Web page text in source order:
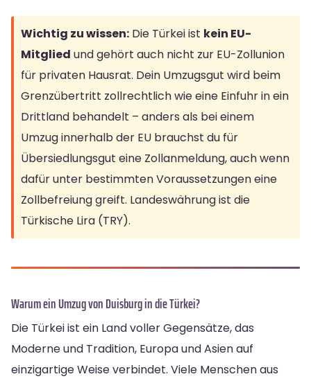
Wichtig zu wissen: Die Türkei ist kein EU-
Mitglied und gehört auch nicht zur EU-Zollunion
für privaten Hausrat. Dein Umzugsgut wird beim
Grenzübertritt zollrechtlich wie eine Einfuhr in ein
Drittland behandelt – anders als bei einem
Umzug innerhalb der EU brauchst du für
Übersiedlungsgut eine Zollanmeldung, auch wenn
dafür unter bestimmten Voraussetzungen eine
Zollbefreiung greift. Landeswährung ist die
Türkische Lira (TRY).
Warum ein Umzug von Duisburg in die Türkei?
Die Türkei ist ein Land voller Gegensätze, das
Moderne und Tradition, Europa und Asien auf
einzigartige Weise verbindet. Viele Menschen aus